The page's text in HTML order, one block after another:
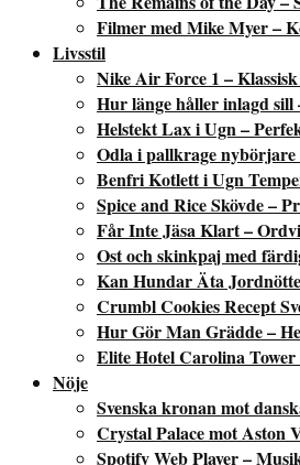
Filmer med Mike Myer –
Livsstil
Nike Air Force 1 –
Hur länge håller inlagd
Helstekt Lax i Ugn –
Odla i pallkrage
Benfri Kotlett i Ugn
Spice and Rice Skövde –
Får Inte Jäsa Klart –
Ost och skinkpaj med
Kan Hundar Äta
Crumbl Cookies Recept
Hur Gör Man Grädde –
Elite Hotel Carolina
Nöje
Svenska kronan mot
Crystal Palace mot Aston
Spotify Web Player –